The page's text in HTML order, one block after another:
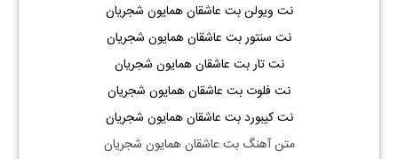
نت ویولن بت عاشقان همایون شجریان
نت سنتور بت عاشقان همایون شجریان
نت تار بت عاشقان همایون شجریان
نت فلوت بت عاشقان همایون شجریان
نت کیبورد بت عاشقان همایون شجریان
متن آهنگ بت عاشقان همایون شجریان